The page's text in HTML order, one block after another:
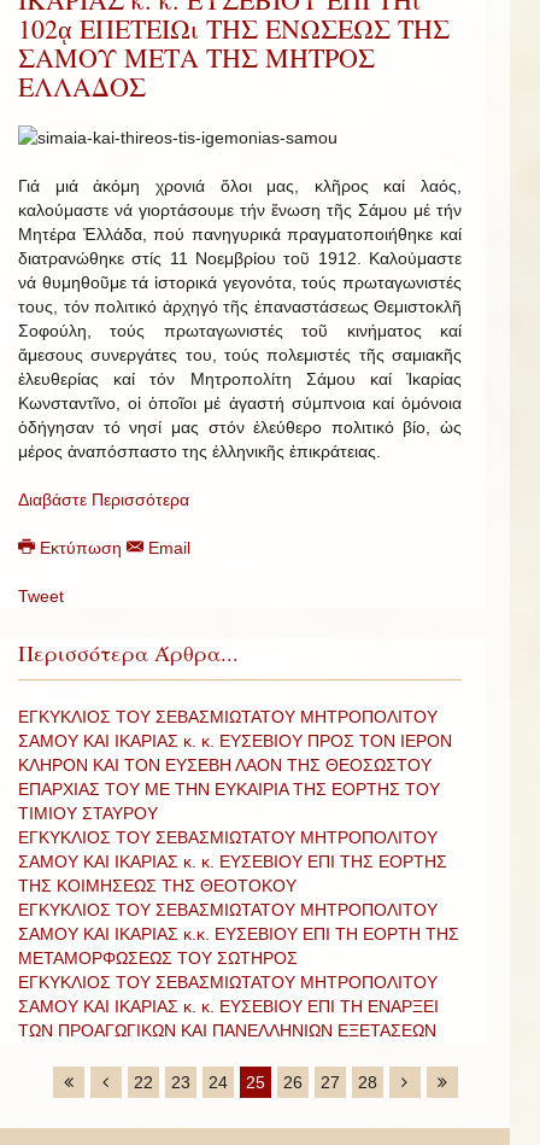
102ᾳ ΕΠΕΤΕΙΩι ΤΗΣ ΕΝΩΣΕΩΣ ΤΗΣ
ΣΑΜΟΥ ΜΕΤΑ ΤΗΣ ΜΗΤΡΟΣ
ΕΛΛΑΔΟΣ
Γιά μιά ἀκόμη χρονιά ὅλοι μας, κλῆρος καί λαός,
καλούμαστε νά γιορτάσουμε τήν ἕνωση τῆς Σάμου μέ τήν
Μητέρα Ἑλλάδα, πού πανηγυρικά πραγματοποιήθηκε καί
διατρανώθηκε στίς 11 Νοεμβρίου τοῦ 1912. Καλούμαστε
νά θυμηθοῦμε τά ἱστορικά γεγονότα, τούς πρωταγωνιστές
τους, τόν πολιτικό ἀρχηγό τῆς ἐπαναστάσεως Θεμιστοκλῆ
Σοφούλη, τούς πρωταγωνιστές τοῦ κινήματος καί
ἄμεσους συνεργάτες του, τούς πολεμιστές τῆς σαμιακῆς
ἐλευθερίας καί τόν Μητροπολίτη Σάμου καί Ἰκαρίας
Κωνσταντῖνο, οἱ ὁποῖοι μέ ἀγαστή σύμπνοια καί ὁμόνοια
ὁδήγησαν τό νησί μας στόν ἐλεύθερο πολιτικό βίο, ὡς
μέρος ἀναπόσπαστο της ἑλληνικῆς ἐπικράτειας.
Διαβάστε Περισσότερα
Εκτύπωση Email
Tweet
Περισσότερα Άρθρα...
ΕΓΚΥΚΛΙΟΣ ΤΟΥ ΣΕΒΑΣΜΙΩΤΑΤΟΥ ΜΗΤΡΟΠΟΛΙΤΟΥ
ΣΑΜΟΥ ΚΑΙ ΙΚΑΡΙΑΣ κ. κ. ΕΥΣΕΒΙΟΥ ΠΡΟΣ ΤΟΝ ΙΕΡΟΝ
ΚΛΗΡΟΝ ΚΑΙ ΤΟΝ ΕΥΣΕΒΗ ΛΑΟΝ ΤΗΣ ΘΕΟΣΩΣΤΟΥ
ΕΠΑΡΧΙΑΣ ΤΟΥ ΜΕ ΤΗΝ ΕΥΚΑΙΡΙΑ ΤΗΣ ΕΟΡΤΗΣ ΤΟΥ
ΤΙΜΙΟΥ ΣΤΑΥΡΟΥ
ΕΓΚΥΚΛΙΟΣ ΤΟΥ ΣΕΒΑΣΜΙΩΤΑΤΟΥ ΜΗΤΡΟΠΟΛΙΤΟΥ
ΣΑΜΟΥ ΚΑΙ ΙΚΑΡΙΑΣ κ. κ. ΕΥΣΕΒΙΟΥ ΕΠΙ ΤΗΣ ΕΟΡΤΗΣ
ΤΗΣ ΚΟΙΜΗΣΕΩΣ ΤΗΣ ΘΕΟΤΟΚΟΥ
ΕΓΚΥΚΛΙΟΣ ΤΟΥ ΣΕΒΑΣΜΙΩΤΑΤΟΥ ΜΗΤΡΟΠΟΛΙΤΟΥ
ΣΑΜΟΥ ΚΑΙ ΙΚΑΡΙΑΣ κ.κ. ΕΥΣΕΒΙΟΥ ΕΠΙ ΤΗ ΕΟΡΤΗ ΤΗΣ
ΜΕΤΑΜΟΡΦΩΣΕΩΣ ΤΟΥ ΣΩΤΗΡΟΣ
ΕΓΚΥΚΛΙΟΣ ΤΟΥ ΣΕΒΑΣΜΙΩΤΑΤΟΥ ΜΗΤΡΟΠΟΛΙΤΟΥ
ΣΑΜΟΥ ΚΑΙ ΙΚΑΡΙΑΣ κ. κ. ΕΥΣΕΒΙΟΥ ΕΠΙ ΤΗ ΕΝΑΡΞΕΙ
ΤΩΝ ΠΡΟΑΓΩΓΙΚΩΝ ΚΑΙ ΠΑΝΕΛΛΗΝΙΩΝ ΕΞΕΤΑΣΕΩΝ
22 23 24 25 26 27 28